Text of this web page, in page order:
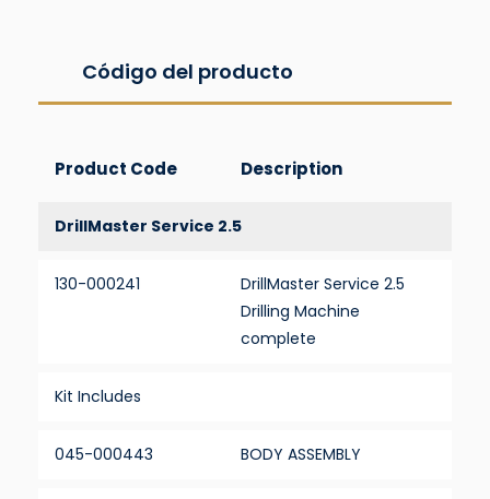
Código del producto
Product Code Description
DrillMaster Service 2.5
130-000241
DrillMaster Service 2.5
Drilling Machine
complete
Kit Includes
045-000443 BODY ASSEMBLY